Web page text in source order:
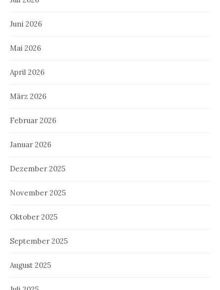
Juni 2026
Mai 2026
April 2026
März 2026
Februar 2026
Januar 2026
Dezember 2025
November 2025
Oktober 2025
September 2025
August 2025